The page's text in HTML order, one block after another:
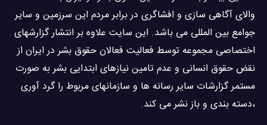
والاى آگاهى سازی و افشاگرى در برابر مردم این سرزمین و ساير
جوامع بین المللى می باشد. این سایت علاوه بر انتشار گزارشهای
اختصاصی مجموعه توسط فعاليت فعالان حقوق بشر در ایران از
نقض حقوق انسانی و عدم تامین نیازهای ابتدایی بشر به صورت
مستمر گزارشات سایر رسانه ها و سازمانهای مربوط را گرد آوری
،دسته بندی و باز نشر می كند.